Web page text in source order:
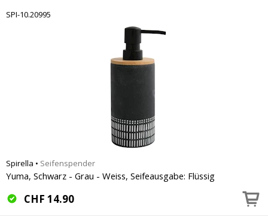
SPI-10.20995
Spirella • Seifenspender
Yuma, Schwarz - Grau - Weiss, Seifeausgabe: Flüssig
CHF 14.90